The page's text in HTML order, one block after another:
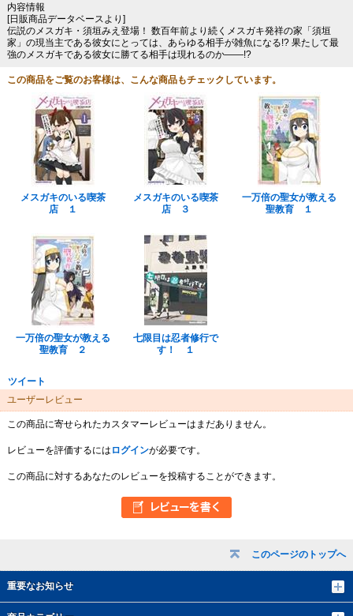
このページのトップへ
重要なお知らせ
内容情報
[日販商品データベースより]
伝説のメスガキ・須垣みえ登場！ 数百年前より続くメスガキ発祥の家「須垣
家」の現当主である彼女にとっては、あらゆる相手が雑魚になる!? 果たして最
強のメスガキである彼女に勝てる相手は現れるのか――!?
この商品をご覧のお客様は、こんな商品もチェックしています。
メスガキのいる喫茶
店 １
メスガキのいる喫茶
店 ３
一万倍の聖女が教える
聖教育 １
一万倍の聖女が教える
聖教育 ２
七限目は忍者修行で
す！ １
ツイート
ユーザーレビュー
この商品に寄せられたカスタマーレビューはまだありません。
レビューを評価するには ログインが必要です。
この商品に対するあなたのレビューを投稿することができます。